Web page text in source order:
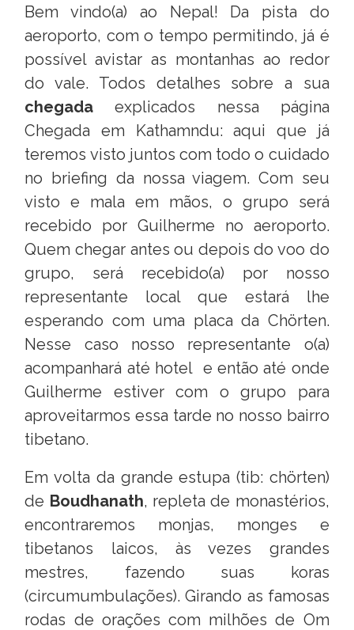
Bem vindo(a) ao Nepal! Da pista do
aeroporto, com o tempo permitindo, já é
possível avistar as montanhas ao redor
do vale. Todos detalhes sobre a sua
chegada explicados nessa página
Chegada em Kathamndu: aqui que já
teremos visto juntos com todo o cuidado
no briefing da nossa viagem. Com seu
visto e mala em mãos, o grupo será
recebido por Guilherme no aeroporto.
Quem chegar antes ou depois do voo do
grupo, será recebido(a) por nosso
representante local que estará lhe
esperando com uma placa da Chörten.
Nesse caso nosso representante o(a)
acompanhará até hotel e então até onde
Guilherme estiver com o grupo para
aproveitarmos essa tarde no nosso bairro
tibetano.
Em volta da grande estupa (tib: chörten)
de Boudhanath, repleta de monastérios,
encontraremos monjas, monges e
tibetanos laicos, às vezes grandes
mestres, fazendo suas koras
(circumumbulações). Girando as famosas
rodas de orações com milhões de Om